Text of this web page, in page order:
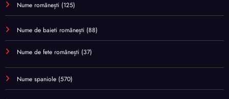
Nume românești (125)
Nume de baieti românești (88)
Nume de fete românești (37)
Nume spaniole (570)